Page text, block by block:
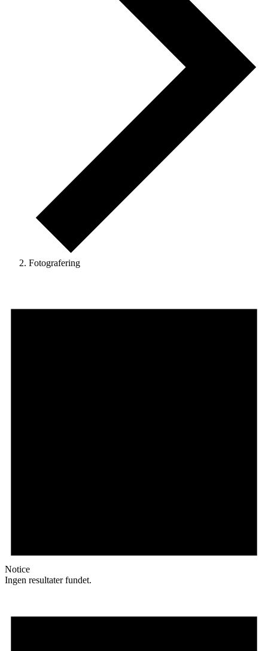
Fotografering
Notice
Ingen resultater fundet.